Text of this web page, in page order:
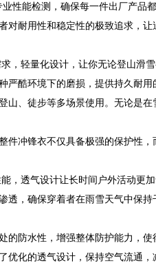
性能检测，确保每一件出厂产品
对耐用性和稳定性的极致追求，
，轻量化设计，让你无论登山滑
酷环境下的磨损，提供持久耐
山、徒步等多场景使用。无论是
件冲锋衣不仅具备极强的保护性
，透气设计让长时间户外活动更
透，确保穿着者在雨雪天气中保
防水性，增强整体防护能力，使
化的透气设计，保持空气流通，